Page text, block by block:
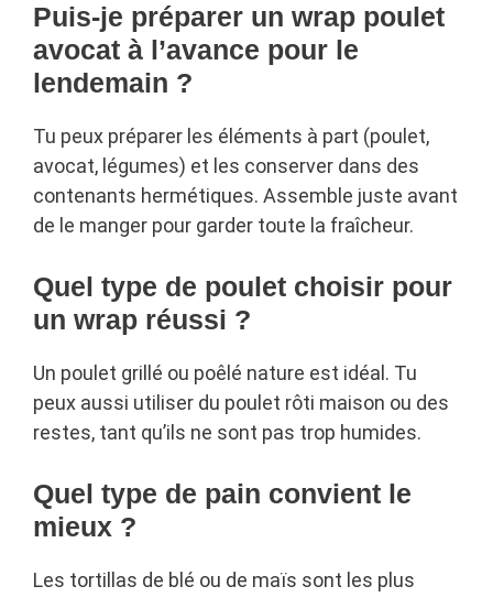
Puis-je préparer un wrap poulet
avocat à l’avance pour le
lendemain ?
Tu peux préparer les éléments à part (poulet,
avocat, légumes) et les conserver dans des
contenants hermétiques. Assemble juste avant
de le manger pour garder toute la fraîcheur.
Quel type de poulet choisir pour
un wrap réussi ?
Un poulet grillé ou poêlé nature est idéal. Tu
peux aussi utiliser du poulet rôti maison ou des
restes, tant qu’ils ne sont pas trop humides.
Quel type de pain convient le
mieux ?
Les tortillas de blé ou de maïs sont les plus